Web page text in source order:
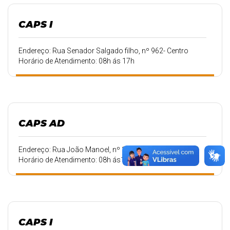
CAPS I
Endereço: Rua Senador Salgado filho, nº 962- Centro
Horário de Atendimento: 08h ás 17h
CAPS AD
Endereço: Rua João Manoel, nº 277- Prado
Horário de Atendimento: 08h ás17h
CAPS I